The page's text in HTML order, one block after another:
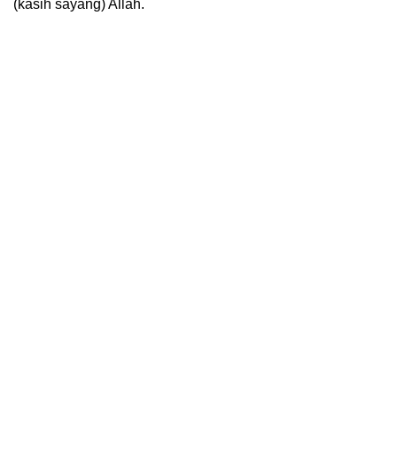
(kasih sayang) Allah.⁠⁠⁠⁠